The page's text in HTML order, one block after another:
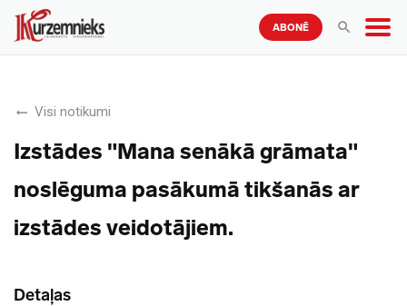
ABONĒ
Visi notikumi
Izstādes "Mana senākā grāmata"
noslēguma pasākumā tikšanās ar
izstādes veidotājiem.
Detaļas